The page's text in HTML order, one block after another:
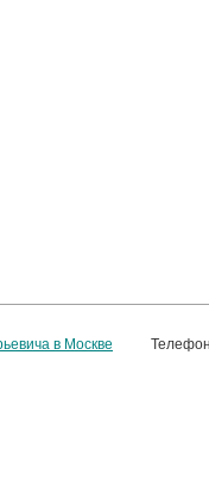
в Москве